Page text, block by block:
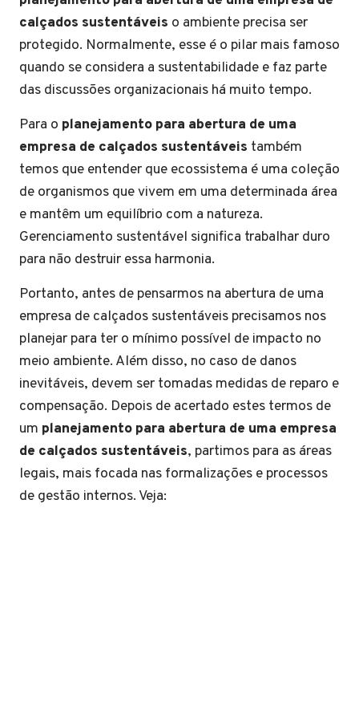
calçados sustentáveis o ambiente precisa ser
protegido. Normalmente, esse é o pilar mais famoso
quando se considera a sustentabilidade e faz parte
das discussões organizacionais há muito tempo.
Para o planejamento para abertura de uma
empresa de calçados sustentáveis também
temos que entender que ecossistema é uma coleção
de organismos que vivem em uma determinada área
e mantêm um equilíbrio com a natureza.
Gerenciamento sustentável significa trabalhar duro
para não destruir essa harmonia.
Portanto, antes de pensarmos na abertura de uma
empresa de calçados sustentáveis precisamos nos
planejar para ter o mínimo possível de impacto no
meio ambiente. Além disso, no caso de danos
inevitáveis, devem ser tomadas medidas de reparo e
compensação. Depois de acertado estes termos de
um planejamento para abertura de uma empresa
de calçados sustentáveis, partimos para as áreas
legais, mais focada nas formalizações e processos
de gestão internos. Veja: